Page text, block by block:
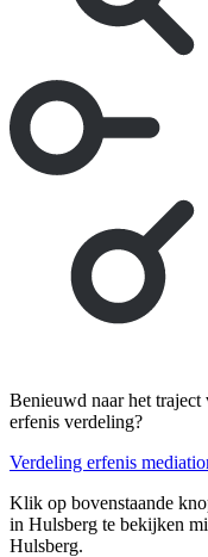
Benieuwd naar het
erfenis verdeling?
Verdeling erfenis
Klik op bovenstaande
in Hulsberg te bekijken
Hulsberg.